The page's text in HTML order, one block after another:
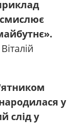
у
слід у